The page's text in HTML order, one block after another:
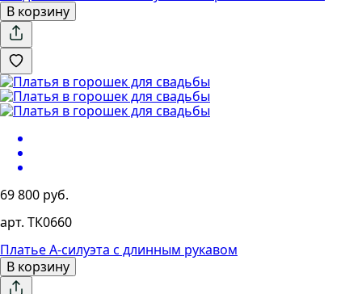
В корзину
69 800 руб.
арт. ТК0660
Платье А-силуэта с длинным рукавом
В корзину